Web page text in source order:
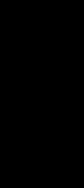
vermerkt.
der ersten Vorstellung